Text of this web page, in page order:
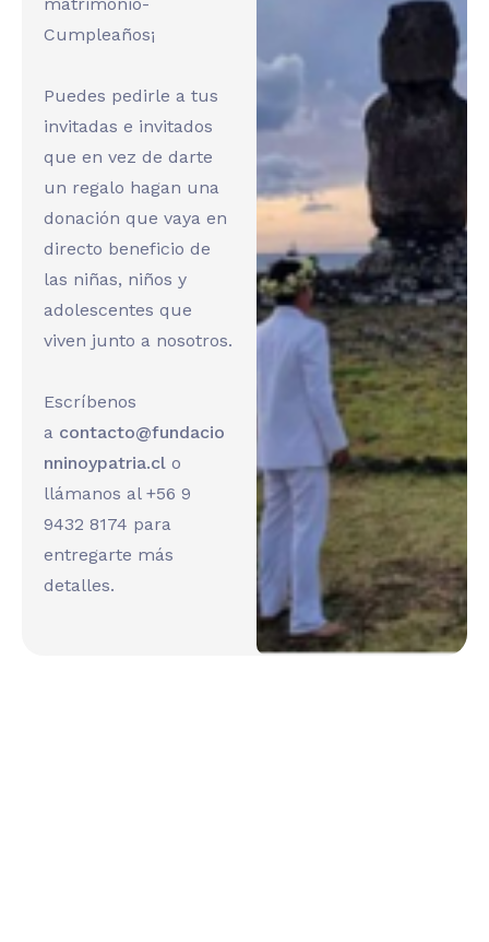
Cumpleaños¡
Puedes pedirle a tus
invitadas e invitados
que en vez de darte
un regalo hagan una
donación que vaya en
directo beneficio de
las niñas, niños y
adolescentes que
viven junto a nosotros.
Escríbenos
a contacto@fundacio
nninoypatria.cl o
llámanos al +56 9
9432 8174 para
entregarte más
detalles.